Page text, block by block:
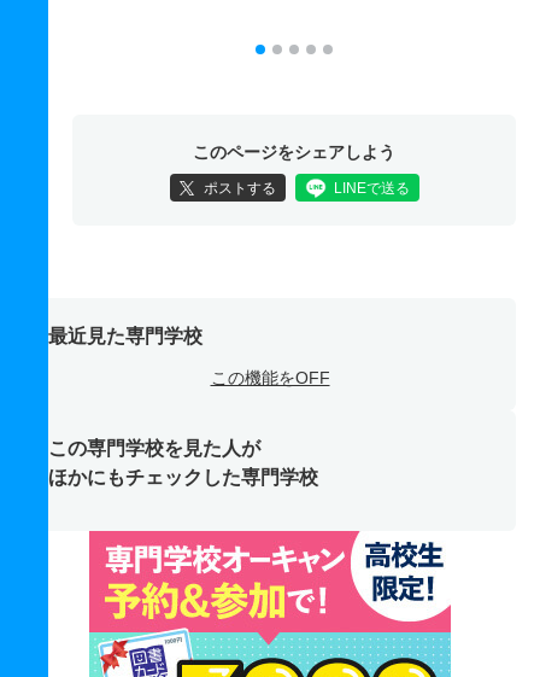
このページをシェアしよう
ポストする LINEで送る
最近見た専門学校
この機能をOFF
この専門学校を見た人が
ほかにもチェックした専門学校